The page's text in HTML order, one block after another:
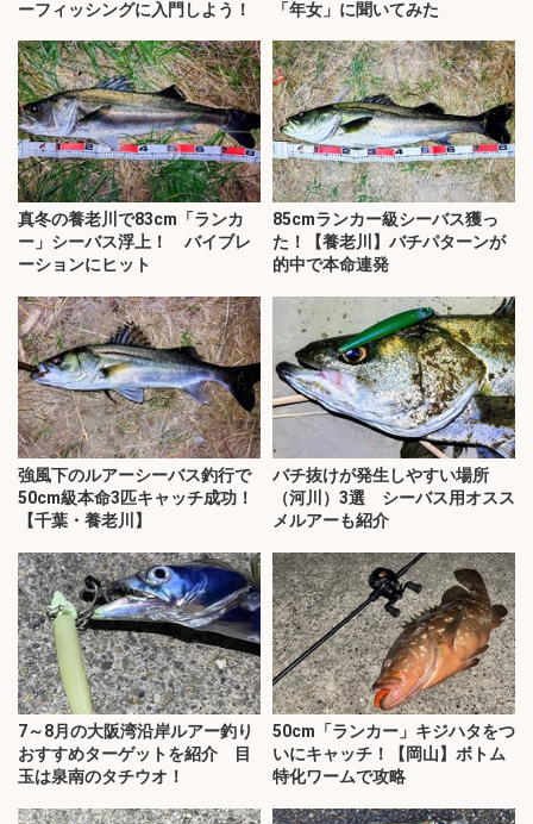
ーフィッシングに入門しよう！ 「年女」に聞いてみた
真冬の養老川で83cm「ランカ
ー」シーバス浮上！ バイブレ
ーションにヒット
85cmランカー級シーバス獲っ
た！【養老川】バチパターンが
的中で本命連発
強風下のルアーシーバス釣行で
50cm級本命3匹キャッチ成功！
【千葉・養老川】
バチ抜けが発生しやすい場所
（河川）3選 シーバス用オスス
メルアーも紹介
7～8月の大阪湾沿岸ルアー釣り
おすすめターゲットを紹介 目
玉は泉南のタチウオ！
50cm「ランカー」キジハタをつ
いにキャッチ！【岡山】ボトム
特化ワームで攻略